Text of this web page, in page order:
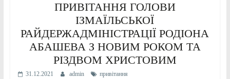
ПРИВІТАННЯ ГОЛОВИ
ІЗМАЇЛЬСЬКОЇ
РАЙДЕРЖАДМІНІСТРАЦІЇ РОДІОНА
АБАШЕВА З НОВИМ РОКОМ ТА
РІЗДВОМ ХРИСТОВИМ
31.12.2021 admin привітання